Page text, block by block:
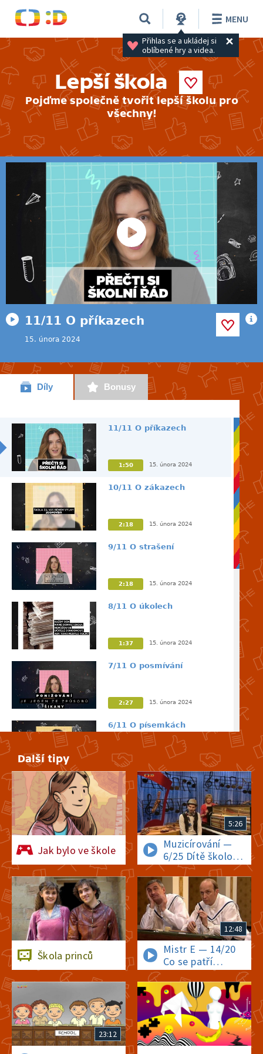
Přihlas se a ukládej si
oblíbené hry a videa.
MENU
Lepší škola
Pojďme společně tvořit lepší školu pro
všechny!
11/11 O příkazech
15. února 2024
Díly Bonusy
11/11 O příkazech
1:50 15. února 2024
10/11 O zákazech
2:18 15. února 2024
9/11 O strašení
2:18 15. února 2024
8/11 O úkolech
1:37 15. února 2024
7/11 O posmívání
2:27 15. února 2024
6/11 O písemkách
2:11
5/11 O křičení
2:23 15. února 2024
4/11 O kolektivní vině
2:23 15. února 2024
3/11 O zabavování věcí
1:59 15. února 2024
2/11 O práci za trest
2:03 15. února 2024
1/11 O srovnávání
Další tipy
Jak bylo ve škole
5:26
Muzicírování —
6/25 Dítě školou
povinné
Škola princů
12:48
Mistr E — 14/20
Co se patří
a nepatří ve škole
23:12